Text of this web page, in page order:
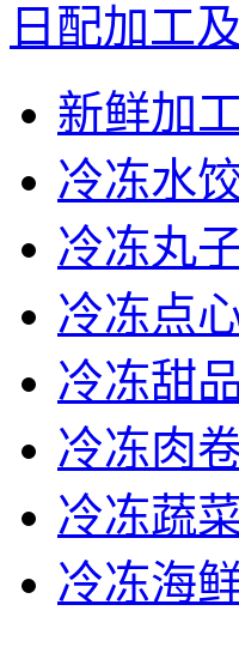
日配加工
新鲜加
冷冻水
冷冻丸
冷冻点
冷冻甜
冷冻肉
冷冻蔬
冷冻海